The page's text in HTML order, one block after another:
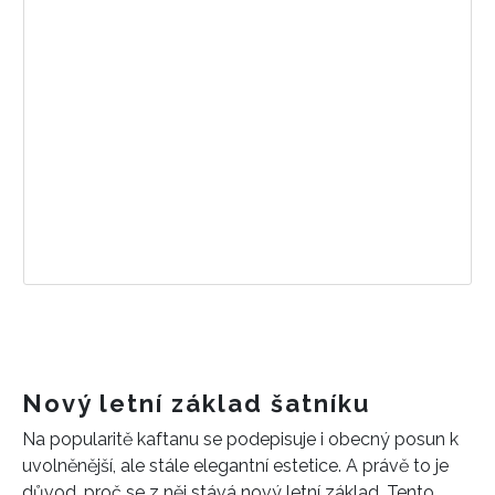
Nový letní základ šatníku
Na popularitě kaftanu se podepisuje i obecný posun k
uvolněnější, ale stále elegantní estetice. A právě to je